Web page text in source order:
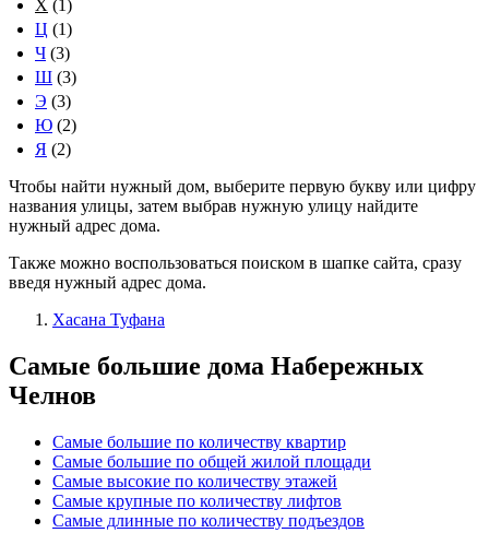
Х (1)
Ц (1)
Ч (3)
Ш (3)
Э (3)
Ю (2)
Я (2)
Чтобы найти нужный дом, выберите первую букву или цифру
названия улицы, затем выбрав нужную улицу найдите
нужный адрес дома.
Также можно воспользоваться поиском в шапке сайта, сразу
введя нужный адрес дома.
Хасана Туфана
Самые большие дома Набережных
Челнов
Самые большие по количеству квартир
Самые большие по общей жилой площади
Самые высокие по количеству этажей
Самые крупные по количеству лифтов
Самые длинные по количеству подъездов